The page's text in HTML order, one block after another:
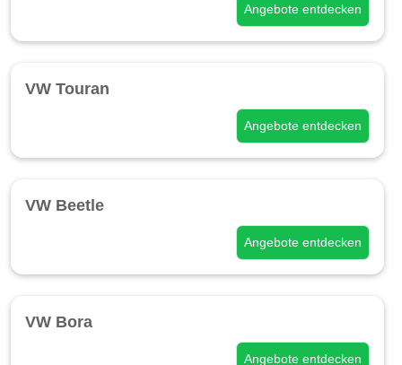
Angebote entdecken
VW Touran
Angebote entdecken
VW Beetle
Angebote entdecken
VW Bora
Angebote entdecken